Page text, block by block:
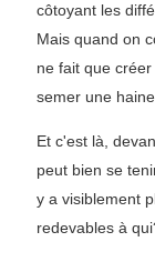
côtoyant les
Mais quand on
ne fait que
semer une
Et c'est là,
peut bien se
y a visiblement
redevables à